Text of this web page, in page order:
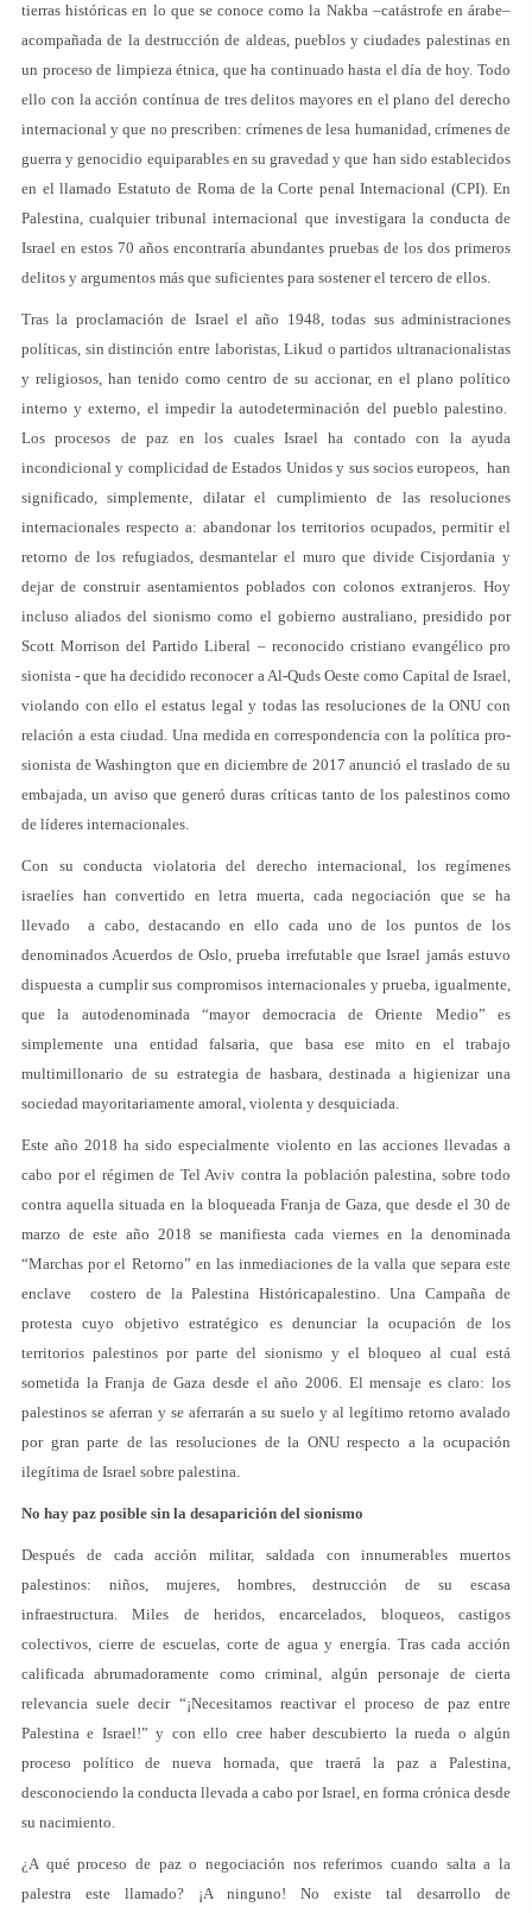
tierras históricas en lo que se conoce como la Nakba –catástrofe en árabe–
acompañada de la destrucción de aldeas, pueblos y ciudades palestinas en
un proceso de limpieza étnica, que ha continuado hasta el día de hoy. Todo
ello con la acción contínua de tres delitos mayores en el plano del derecho
internacional y que no prescriben: crímenes de lesa humanidad, crímenes de
guerra y genocidio equiparables en su gravedad y que han sido establecidos
en el llamado Estatuto de Roma de la Corte penal Internacional (CPI). En
Palestina, cualquier tribunal internacional que investigara la conducta de
Israel en estos 70 años encontraría abundantes pruebas de los dos primeros
delitos y argumentos más que suficientes para sostener el tercero de ellos.
Tras la proclamación de Israel el año 1948, todas sus administraciones
políticas, sin distinción entre laboristas, Likud o partidos ultranacionalistas
y religiosos, han tenido como centro de su accionar, en el plano político
interno y externo, el impedir la autodeterminación del pueblo palestino.
Los procesos de paz en los cuales Israel ha contado con la ayuda
incondicional y complicidad de Estados Unidos y sus socios europeos, han
significado, simplemente, dilatar el cumplimiento de las resoluciones
internacionales respecto a: abandonar los territorios ocupados, permitir el
retorno de los refugiados, desmantelar el muro que divide Cisjordania y
dejar de construir asentamientos poblados con colonos extranjeros. Hoy
incluso aliados del sionismo como el gobierno australiano, presidido por
Scott Morrison del Partido Liberal – reconocido cristiano evangélico pro
sionista - que ha decidido reconocer a Al-Quds Oeste como Capital de Israel,
violando con ello el estatus legal y todas las resoluciones de la ONU con
relación a esta ciudad. Una medida en correspondencia con la política pro-
sionista de Washington que en diciembre de 2017 anunció el traslado de su
embajada, un aviso que generó duras críticas tanto de los palestinos como
de líderes internacionales.
Con su conducta violatoria del derecho internacional, los regímenes
israelíes han convertido en letra muerta, cada negociación que se ha
llevado a cabo, destacando en ello cada uno de los puntos de los
denominados Acuerdos de Oslo, prueba irrefutable que Israel jamás estuvo
dispuesta a cumplir sus compromisos internacionales y prueba, igualmente,
que la autodenominada “mayor democracia de Oriente Medio” es
simplemente una entidad falsaria, que basa ese mito en el trabajo
multimillonario de su estrategia de hasbara, destinada a higienizar una
sociedad mayoritariamente amoral, violenta y desquiciada.
Este año 2018 ha sido especialmente violento en las acciones llevadas a
cabo por el régimen de Tel Aviv contra la población palestina, sobre todo
contra aquella situada en la bloqueada Franja de Gaza, que desde el 30 de
marzo de este año 2018 se manifiesta cada viernes en la denominada
“Marchas por el Retorno” en las inmediaciones de la valla que separa este
enclave costero de la Palestina Históricapalestino. Una Campaña de
protesta cuyo objetivo estratégico es denunciar la ocupación de los
territorios palestinos por parte del sionismo y el bloqueo al cual está
sometida la Franja de Gaza desde el año 2006. El mensaje es claro: los
palestinos se aferran y se aferrarán a su suelo y al legítimo retorno avalado
por gran parte de las resoluciones de la ONU respecto a la ocupación
ilegítima de Israel sobre palestina.
No hay paz posible sin la desaparición del sionismo
Después de cada acción militar, saldada con innumerables muertos
palestinos: niños, mujeres, hombres, destrucción de su escasa
infraestructura. Miles de heridos, encarcelados, bloqueos, castigos
colectivos, cierre de escuelas, corte de agua y energía. Tras cada acción
calificada abrumadoramente como criminal, algún personaje de cierta
relevancia suele decir “¡Necesitamos reactivar el proceso de paz entre
Palestina e Israel!” y con ello cree haber descubierto la rueda o algún
proceso político de nueva hornada, que traerá la paz a Palestina,
desconociendo la conducta llevada a cabo por Israel, en forma crónica desde
su nacimiento.
¿A qué proceso de paz o negociación nos referimos cuando salta a la
palestra este llamado? ¡A ninguno! No existe tal desarrollo de